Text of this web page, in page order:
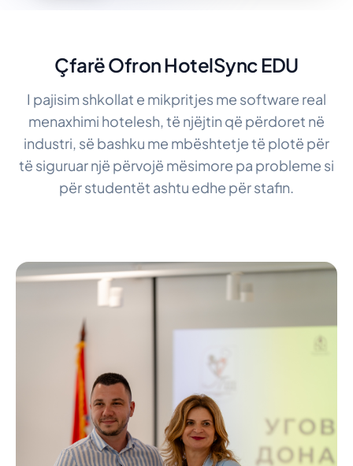
Çfarë Ofron HotelSync EDU
I pajisim shkollat e mikpritjes me software real
menaxhimi hotelesh, të njëjtin që përdoret në
industri, së bashku me mbështetje të plotë për
të siguruar një përvojë mësimore pa probleme si
për studentët ashtu edhe për stafin.